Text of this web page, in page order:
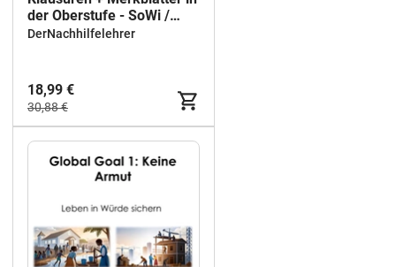
der Oberstufe - SoWi /
Politik
DerNachhilfelehrer
18,99 €
30,88 €